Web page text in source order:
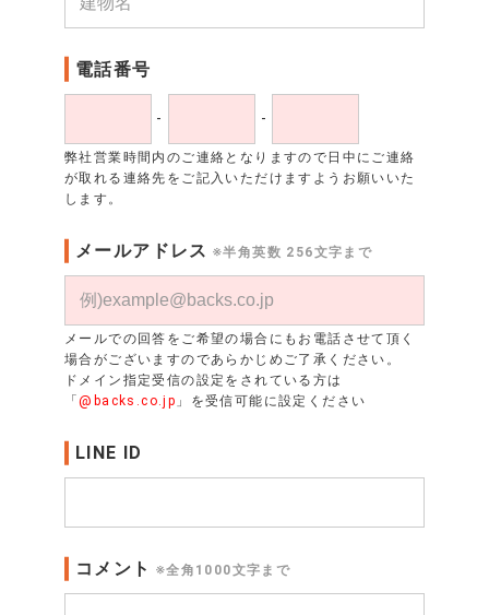
電話番号
- -
弊社営業時間内のご連絡となりますので日中にご連絡
が取れる連絡先をご記入いただけますようお願いいた
します。
メールアドレス ※半角英数 256文字まで
メールでの回答をご希望の場合にもお電話させて頂く
場合がございますのであらかじめご了承ください。
ドメイン指定受信の設定をされている方は
「@backs.co.jp 」を受信可能に設定ください
LINE ID
コメント ※全角1000文字まで